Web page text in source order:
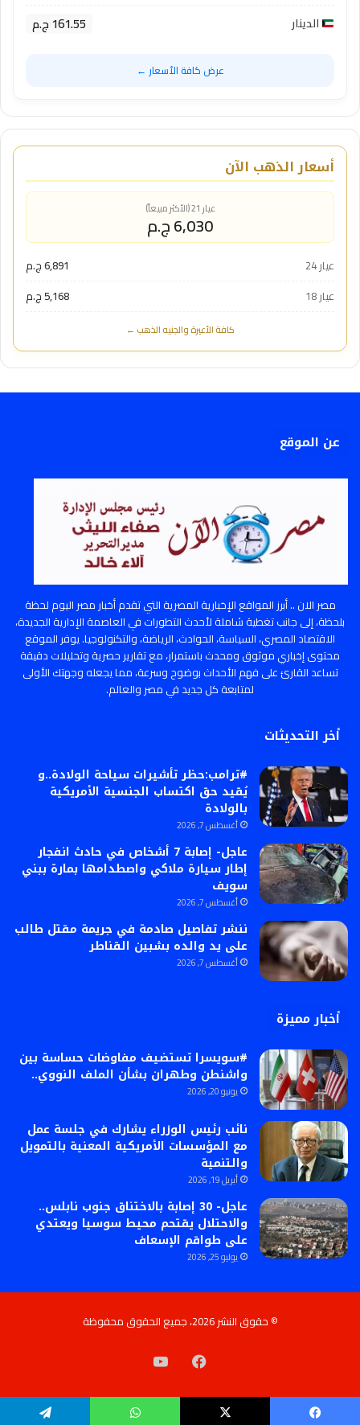
الدينار 161.55 ج.م
عرض كافة الأسعار ←
أسعار الذهب الآن
عيار 21 (الأكثر مبيعاً)
6,030 ج.م
عيار 24
6,891 ج.م
عيار 18
5,168 ج.م
كافة الأعيرة والجنيه الذهب ←
عن الموقع
مصر الان .. أبرز المواقع الإخبارية المصرية التي تقدم أخبار مصر اليوم لحظة
بلحظة، إلى جانب تغطية شاملة لأحدث التطورات في العاصمة الإدارية الجديدة،
الاقتصاد المصري، السياسة، الحوادث، الرياضة، والتكنولوجيا. يوفر الموقع
محتوى إخباري موثوق ومحدث باستمرار، مع تقارير حصرية وتحليلات دقيقة
تساعد القارئ على فهم الأحداث بوضوح وسرعة، مما يجعله وجهتك الأولى
لمتابعة كل جديد في مصر والعالم.
أخر التحديثات
#ترامب:حظر تأشيرات سياحة الولادة..و
يُقيد حق اكتساب الجنسية الأمريكية
بالولادة
أغسطس 7, 2026
عاجل- إصابة 7 أشخاص في حادث انفجار
إطار سيارة ملاكي واصطدامها بمارة ببني
سويف
أغسطس 7, 2026
ننشر تفاصيل صادمة في جريمة مقتل طالب
على يد والده بشبين القناطر
أغسطس 7, 2026
أخبار مميزة
#سويسرا تستضيف مفاوضات حساسة بين
واشنطن وطهران بشأن الملف النووي..
يونيو 20, 2026
نائب رئيس الوزراء يشارك في جلسة عمل
مع المؤسسات الأمريكية المعنية بالتمويل
والتنمية
أبريل 19, 2026
عاجل- 30 إصابة بالاختناق جنوب نابلس..
والاحتلال يقتحم محيط سوسيا ويعتدي
على طواقم الإسعاف
يوليو 25, 2026
© حقوق النشر 2026، جميع الحقوق محفوظة
فيسبوك‫YouTube